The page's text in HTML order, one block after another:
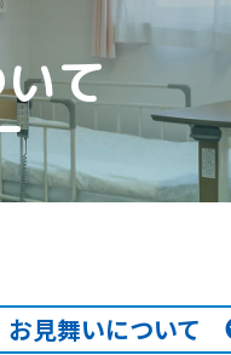
て
お見舞いについて